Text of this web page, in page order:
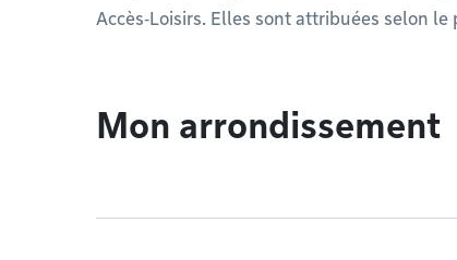
Accès‑Loisirs. Elles sont attribuées selon
Mon arrondissement